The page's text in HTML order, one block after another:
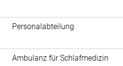
Personalabteilung
Ambulanz für Schlafmedizin